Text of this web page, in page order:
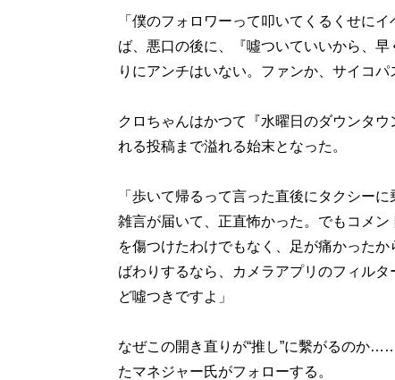
「僕のフォロワーって叩いてくるくせに
ば、悪口の後に、『噓ついていいから、
りにアンチはいない。ファンか、サイコパ
クロちゃんはかつて『水曜日のダウンタ
れる投稿まで溢れる始末となった。
「歩いて帰るって言った直後にタクシー
雑言が届いて、正直怖かった。でもコメ
を傷つけたわけでもなく、足が痛かった
ばわりするなら、カメラアプリのフィル
ど噓つきですよ」
なぜこの開き直りが“推し”に繫がるのか
たマネジャー氏がフォローする。